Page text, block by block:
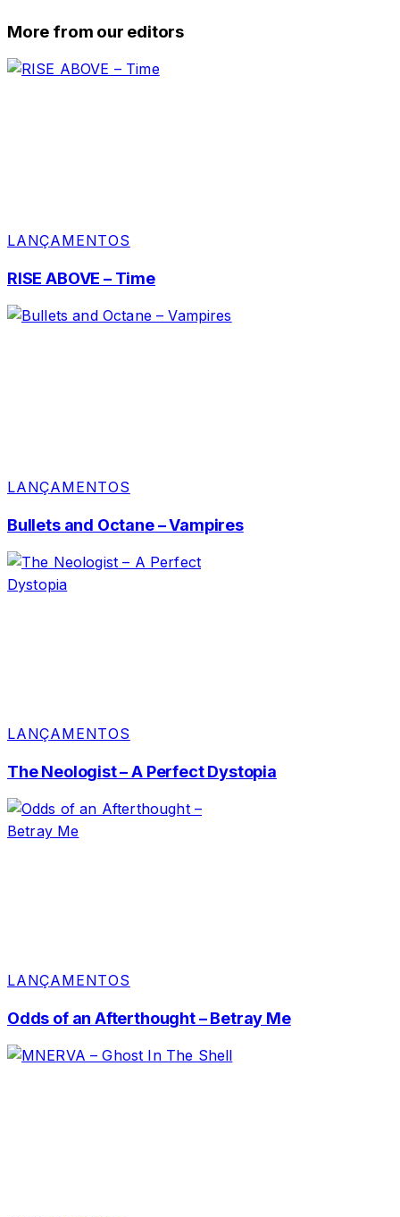
More from our editors
LANÇAMENTOS
RISE ABOVE – Time
LANÇAMENTOS
Bullets and Octane – Vampires
LANÇAMENTOS
The Neologist – A Perfect Dystopia
LANÇAMENTOS
Odds of an Afterthought – Betray Me